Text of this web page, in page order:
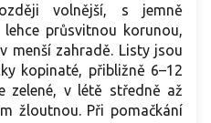
volnější, s jemně
průsvitnou korunou,
menší zahradě. Listy jsou
kopinaté, přibližně 6–12
zelené, v létě středně až
žloutnou. Při pomačkání